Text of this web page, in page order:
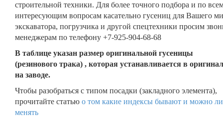
строительной техники. Для более точного подбора и по
интересующим вопросам касательно гусениц для Вашего
экскаватора, погрузчика и другой спецтехники просим
менеджерам по телефону +7-925-904-68-68
В таблице указан размер оригинальной гусеницы
(резинового трака) , которая устанавливается в
на заводе.
Чтобы разобраться с типом посадки (закладного элемента),
прочитайте статью о том какие индексы бывают и можно
менять